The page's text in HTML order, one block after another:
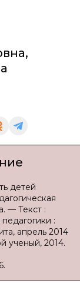
,
детей
— Текст :
:
апрель 2014
ученый, 2014.